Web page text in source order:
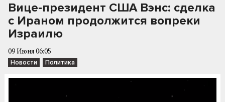
Вице-президент США Вэнс: сделка
с Ираном продолжится вопреки
Израилю
09 Июня 06:05
Новости Политика